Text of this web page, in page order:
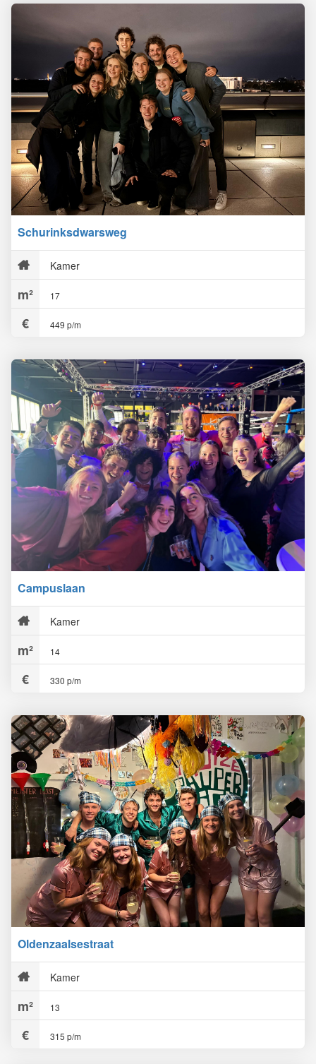
Schurinksdwarsweg
Kamer
17
449 p/m
Campuslaan
Kamer
14
330 p/m
Oldenzaalsestraat
Kamer
13
315 p/m